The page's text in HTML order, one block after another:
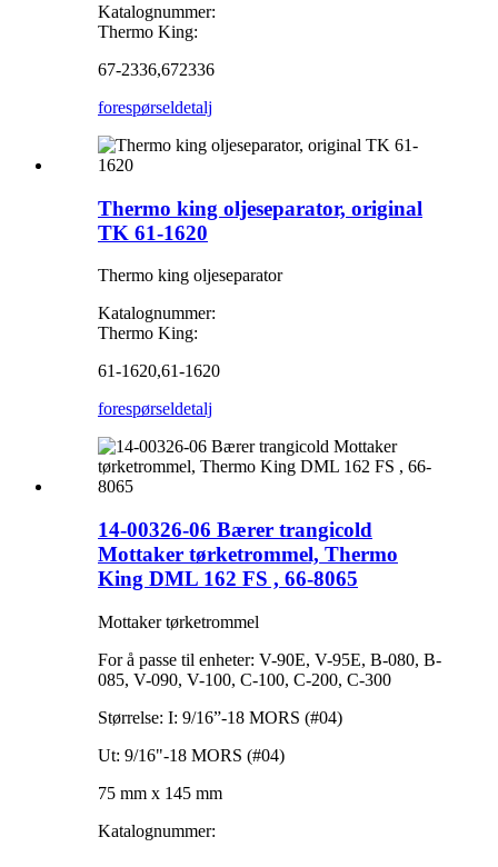
Katalognummer:
Thermo King:
67-2336,672336
forespørseldetalj
Thermo king oljeseparator, original
TK 61-1620
Thermo king oljeseparator
Katalognummer:
Thermo King:
61-1620,61-1620
forespørseldetalj
14-00326-06 Bærer trangicold
Mottaker tørketrommel, Thermo
King DML 162 FS , 66-8065
Mottaker tørketrommel
For å passe til enheter: V-90E, V-95E, B-080, B-
085, V-090, V-100, C-100, C-200, C-300
Størrelse: I: 9/16”-18 MORS (#04)
Ut: 9/16"-18 MORS (#04)
75 mm x 145 mm
Katalognummer: